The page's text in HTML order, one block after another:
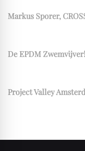
Markus Sporer,
De EPDM Zwemvijver!
Project Valley